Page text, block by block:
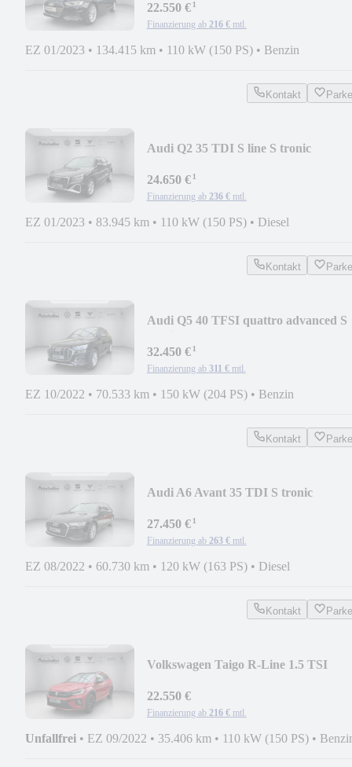
22.550 €¹
Finanzierung ab 216 € mtl.
EZ 01/2023 • 134.415 km • 110 kW (150 PS) • Benzin
Kontakt
Audi Q2 35 TDI S line S tronic
24.650 €¹
Finanzierung ab 236 € mtl.
EZ 01/2023 • 83.945 km • 110 kW (150 PS) • Diesel
Kontakt
Audi Q5 40 TFSI quattro advanced S
32.450 €¹
Finanzierung ab 311 € mtl.
EZ 10/2022 • 70.533 km • 150 kW (204 PS) • Benzin
Kontakt
Audi A6 Avant 35 TDI S tronic
27.450 €¹
Finanzierung ab 263 € mtl.
EZ 08/2022 • 60.730 km • 120 kW (163 PS) • Diesel
Kontakt
Volkswagen Taigo R-Line 1.5 TSI
22.550 €
Finanzierung ab 216 € mtl.
Unfallfrei • EZ 09/2022 • 35.406 km • 110 kW (150 PS) •